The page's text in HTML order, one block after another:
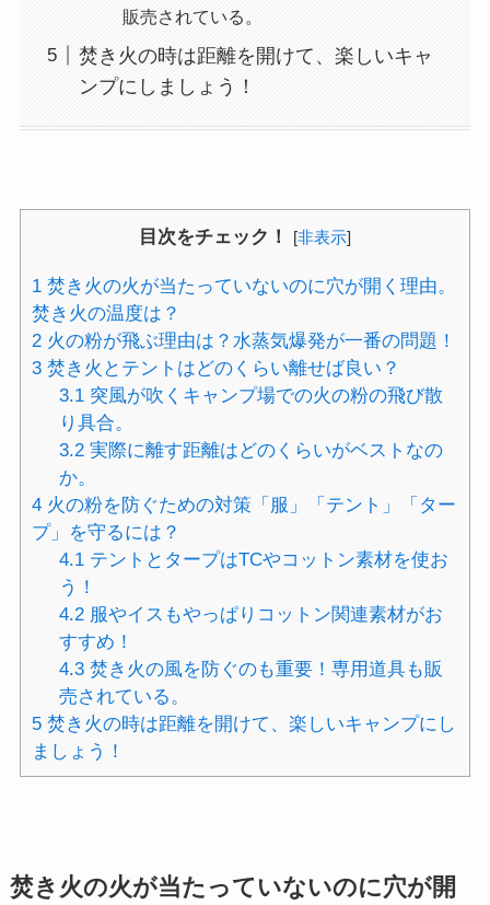
販売されている。
焚き火の時は距離を開けて、楽しいキャ
ンプにしましょう！
目次をチェック！ [非表示]
1焚き火の火が当たっていないのに穴が開く理由。
焚き火の温度は？
2火の粉が飛ぶ理由は？水蒸気爆発が一番の問題！
3焚き火とテントはどのくらい離せば良い？
3.1 突風が吹くキャンプ場での火の粉の飛び散
り具合。
3.2 実際に離す距離はどのくらいがベストなの
か。
4火の粉を防ぐための対策「服」「テント」「ター
プ」を守るには？
4.1 テントとタープはTCやコットン素材を使お
う！
4.2 服やイスもやっぱりコットン関連素材がお
すすめ！
4.3 焚き火の風を防ぐのも重要！専用道具も販
売されている。
5焚き火の時は距離を開けて、楽しいキャンプにし
ましょう！
焚き火の火が当たっていないのに穴が開